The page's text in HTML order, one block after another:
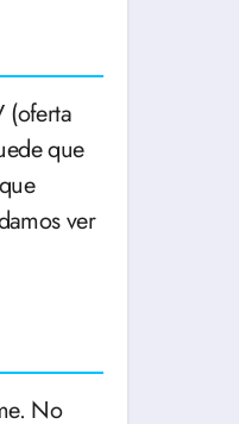
(oferta
que
ver
No